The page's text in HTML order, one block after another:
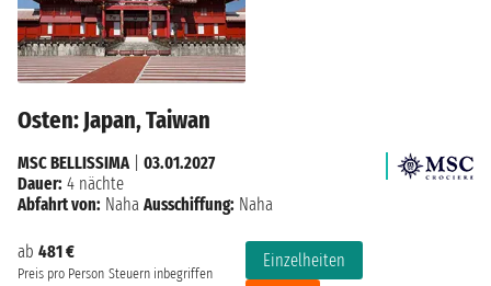
Osten: Japan, Taiwan
ab 481 €
Preis pro Person Steuern inbegriffen
Einzelheiten
MSC BELLISSIMA| 03.01.2027
Dauer: 4 nächte
Abfahrt von: Naha Ausschiffung: Naha